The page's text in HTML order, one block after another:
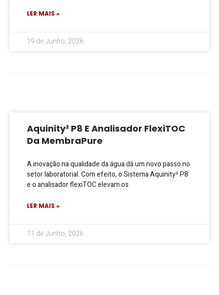
LER MAIS »
19 de Junho, 2026
Aquinity² P8 E Analisador FlexiTOC
Da MembraPure
A inovação na qualidade da água dá um novo passo no
setor laboratorial. Com efeito, o Sistema Aquinity² P8
e o analisador flexiTOC elevam os
LER MAIS »
11 de Junho, 2026